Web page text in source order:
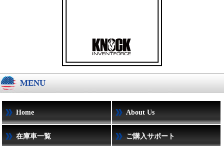
MENU
Home About Us
在庫車一覧 ご購入サポート